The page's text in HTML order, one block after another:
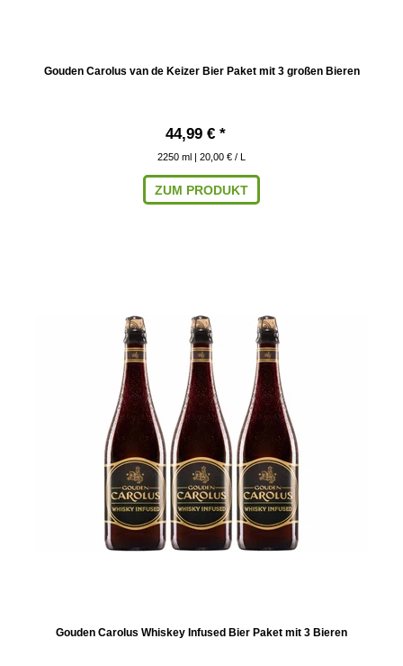
Gouden Carolus van de Keizer Bier Paket mit 3 großen Bieren
44,99 € *
2250 ml | 20,00 € / L
ZUM PRODUKT
Gouden Carolus Whiskey Infused Bier Paket mit 3 Bieren